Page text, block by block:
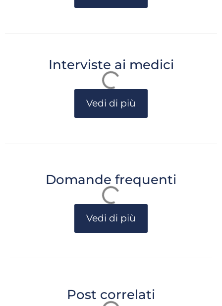
Interviste ai medici
Vedi di più
Domande frequenti
Vedi di più
Post correlati